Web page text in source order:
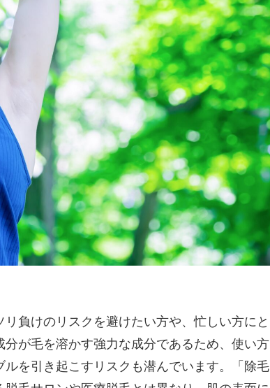
負けのリスクを避けたい方や、忙しい方にと
が毛を溶かす強力な成分であるため、使い方
を引き起こすリスクも潜んでいます。「除毛